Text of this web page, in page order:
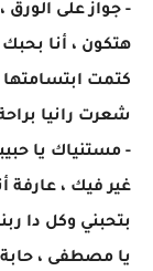
- جواز على الورق
هتكون ، أنا
كتمت ابتسامتها
شعرت رانيا
- مستنياك يا
غير فيك ،
بتحبني وكل دا
يا مصطفى ،